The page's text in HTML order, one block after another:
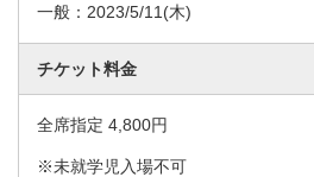
一般： 2023/5/11 (木)
チケット料金
全席指定 4,800円
※未就学児入場不可